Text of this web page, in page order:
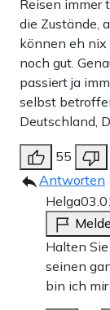
Reisen immer
die Zustände,
können eh nix
noch gut.
passiert ja
selbst
Deutschland,
55
Antworten
Helga
Halten
seinen
bin ich